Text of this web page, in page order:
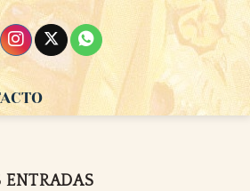
ENTRADAS